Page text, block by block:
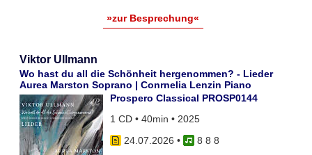
»zur Besprechung«
Viktor Ullmann
Wo hast du all die Schönheit hergenommen? - Lieder
Aurea Marston Soprano | Conrnelia Lenzin Piano
Prospero Classical PROSP0144
1 CD • 40min • 2025
24.07.2026 •
8 8 8